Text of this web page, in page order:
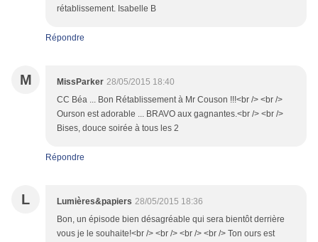
rétablissement. Isabelle B
Répondre
M MissParker 28/05/2015 18:40
CC Béa ... Bon Rétablissement à Mr Couson !!!<br /> <br />
Ourson est adorable ... BRAVO aux gagnantes.<br /> <br />
Bises, douce soirée à tous les 2
Répondre
L Lumières&papiers 28/05/2015 18:36
Bon, un épisode bien désagréable qui sera bientôt derrière
vous je le souhaite!<br /> <br /> <br /> <br /> Ton ours est